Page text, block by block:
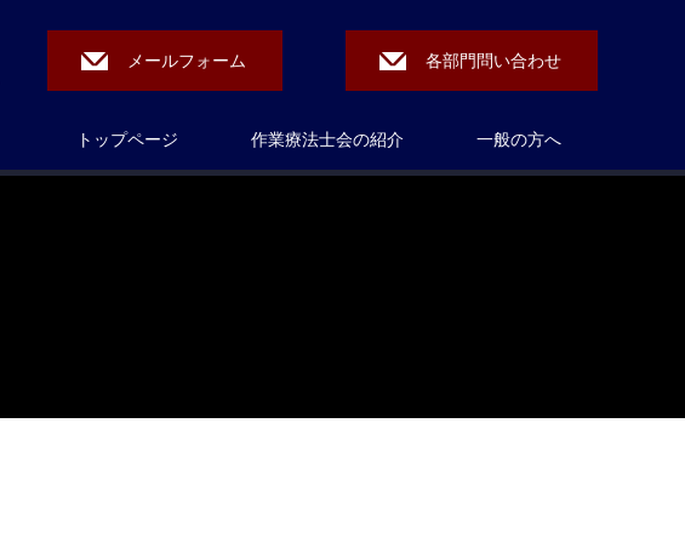
メールフォーム 各部門問い合わせ
トップページ 作業療法士会の紹介 一般の方へ